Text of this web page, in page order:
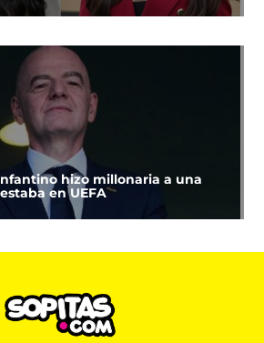
hizo millonaria a una
en UEFA